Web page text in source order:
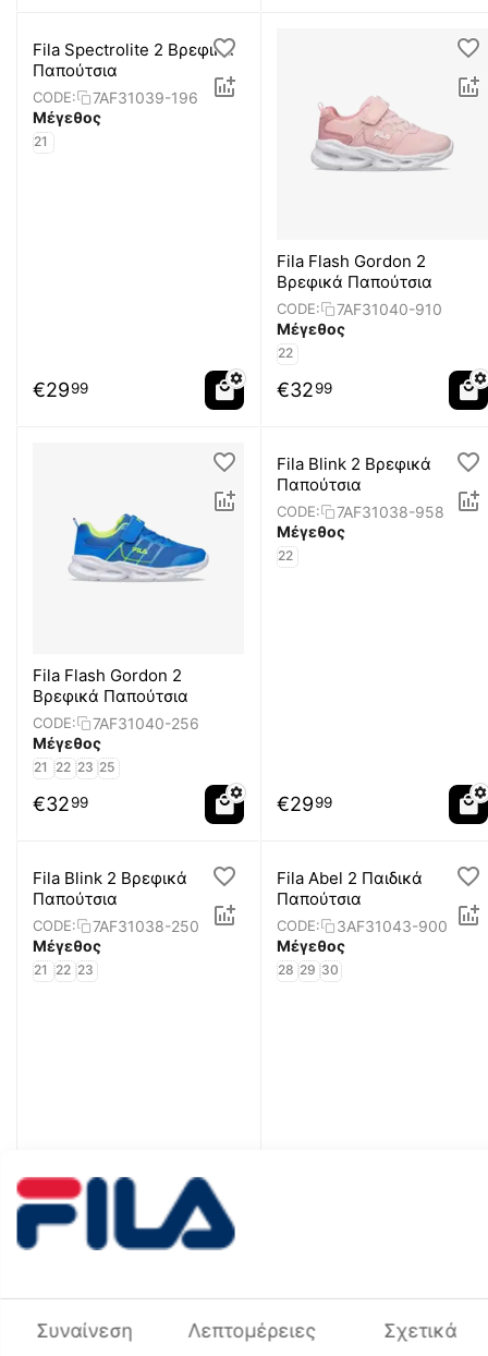
Fila Spectrolite 2 Βρεφικά
Παπούτσια
CODE:
7AF31039-196
Μέγεθος
21
€2999
Fila Flash Gordon 2
Βρεφικά Παπούτσια
CODE:
7AF31040-910
Μέγεθος
22
€3299
Fila Flash Gordon 2
Βρεφικά Παπούτσια
CODE:
7AF31040-256
Μέγεθος
21 22 23 25
€3299
Fila Blink 2 Βρεφικά
Παπούτσια
CODE:
7AF31038-958
Μέγεθος
22
€2999
Fila Blink 2 Βρεφικά
Παπούτσια
CODE:
7AF31038-250
Μέγεθος
21 22 23
€2999
Fila Abel 2 Παιδικά
Παπούτσια
CODE:
3AF31043-900
Μέγεθος
28 29 30
CODE:
3AF31041-900
CODE:
3AF31035-395
Συναίνεση Λεπτομέρειες Σχετικά